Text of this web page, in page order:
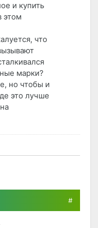
и купить
этом
что
марки?
но чтобы и
это лучше
#